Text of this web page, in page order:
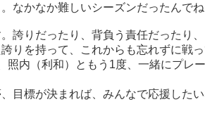
なかなか難しいシーズンだったんでね
誇りだったり、背負う責任だったり
りを持って、これからも忘れずに戦
内（利和）ともう1度、一緒にプレ
目標が決まれば、みんなで応援した